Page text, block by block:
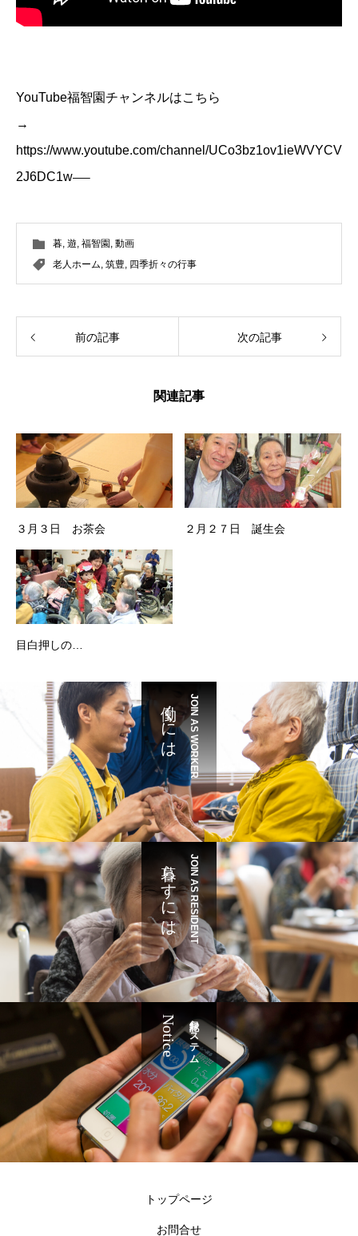
YouTube福智園チャンネルはこちら
→
https://www.youtube.com/channel/UCo3bz1ov1ieWVYCV
2J6DC1w—–
暮, 遊, 福智園 , 動画
老人ホーム, 筑豊, 四季折々の行事
前の記事 次の記事
関連記事
３月３日 お茶会 ２月２７日 誕生会
目白押しの…
JOIN AS WORKER
働くには
JOIN AS RESIDENT
暮らすには
記録システム
Notice
トップページ
お問合せ